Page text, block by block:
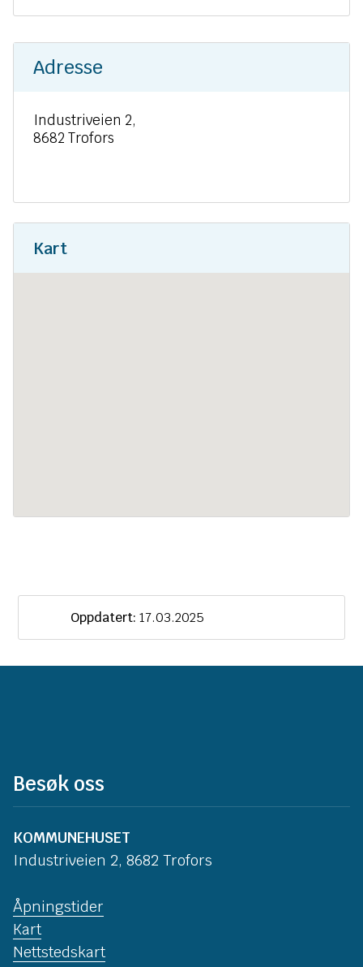
Adresse
Industriveien 2,
8682 Trofors
Kart
Oppdatert: 17.03.2025
Besøk oss
KOMMUNEHUSET
Industriveien 2, 8682 Trofors
Åpningstider
Kart
Nettstedskart